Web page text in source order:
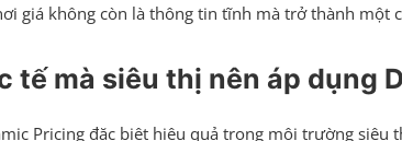
giá không còn là thông tin tĩnh mà trở thành
tế mà siêu thị nên áp dụng
Pricing đặc biệt hiệu quả trong môi trường